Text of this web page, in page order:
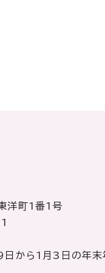
町1番1号
日から1月3日の年末